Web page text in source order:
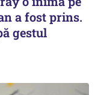
a fost prins.
gestul